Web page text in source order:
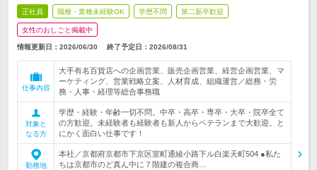
正社員 職種・業種未経験OK 学歴不問 第二新卒歓迎
女性のおしごと掲載中
情報更新日：2026/06/30 終了予定日： 2026/08/31
仕事内容
大手有名百貨店への企画営業、販売企画営業、経営企画営業、マ
ーケティング、営業戦略立案、人材育成、組織運営／総務・労
務・人事・経理等総合事務職
対象と
なる方
学歴・経験・年齢一切不問。中卒・高卒・専卒・大卒・院卒全て
の方歓迎。未経験者も経験者も新人からベテランまで大歓迎。と
にかく面白い仕事です！
勤務地
本社／京都府京都市下京区室町通綾小路下ル白楽天町504 ●私た
ちは京都市のど真ん中に７階建の複合商…